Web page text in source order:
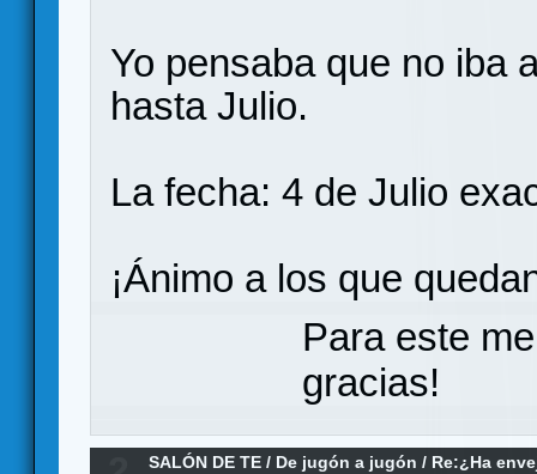
Yo pensaba que no iba
hasta Julio.
La fecha: 4 de Julio
¡Ánimo a los que
Para este
gracias!
SALÓN DE TE / De jugón a jugón / Re:¿Ha